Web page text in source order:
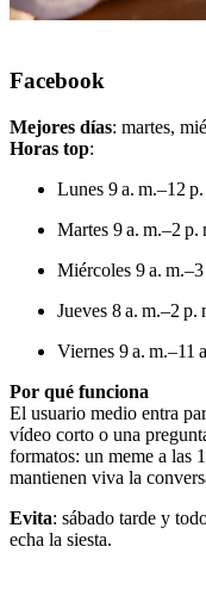
Facebook
Mejores días: martes,
Horas top:
Lunes 9 a. m.–12 p.
Martes 9 a. m.–2 p.
Miércoles 9 a.
Jueves 8 a. m.–2 p.
Viernes 9 a. m.–11
Por qué funciona
El usuario medio entra
vídeo corto o una
formatos: un meme a las
mantienen viva la
Evita: sábado tarde y
echa la siesta.